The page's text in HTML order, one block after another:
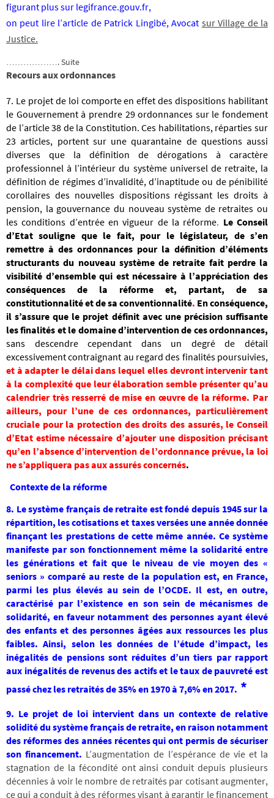
figurant plus sur legifrance.gouv.fr,
on peut lire l’article de Patrick Lingibé, Avocat sur Village de la
Justice.
………………. Suite
Recours aux ordonnances
7. Le projet de loi comporte en effet des dispositions habilitant
le Gouvernement à prendre 29 ordonnances sur le fondement
de l’article 38 de la Constitution. Ces habilitations, réparties sur
23 articles, portent sur une quarantaine de questions aussi
diverses que la définition de dérogations à caractère
professionnel à l’intérieur du système universel de retraite, la
définition de régimes d’invalidité, d’inaptitude ou de pénibilité
corollaires des nouvelles dispositions régissant les droits à
pension, la gouvernance du nouveau système de retraites ou
les conditions d’entrée en vigueur de la réforme. Le Conseil
d’Etat souligne que le fait, pour le législateur, de s’en
remettre à des ordonnances pour la définition d’éléments
structurants du nouveau système de retraite fait perdre la
visibilité d’ensemble qui est nécessaire à l’appréciation des
conséquences de la réforme et, partant, de sa
constitutionnalité et de sa conventionnalité. En conséquence,
il s’assure que le projet définit avec une précision suffisante
les finalités et le domaine d’intervention de ces ordonnances,
sans descendre cependant dans un degré de détail
excessivement contraignant au regard des finalités poursuivies,
et à adapter le délai dans lequel elles devront intervenir tant
à la complexité que leur élaboration semble présenter qu’au
calendrier très resserré de mise en œuvre de la réforme. Par
ailleurs, pour l’une de ces ordonnances, particulièrement
cruciale pour la protection des droits des assurés, le Conseil
d’Etat estime nécessaire d’ajouter une disposition précisant
qu’en l’absence d’intervention de l’ordonnance prévue, la loi
ne s’appliquera pas aux assurés concernés.
Contextede la réforme
8. Le système français de retraite est fondé depuis 1945 sur la
répartition, les cotisations et taxes versées une année donnée
finançant les prestations de cette même année. Ce système
manifeste par son fonctionnement même la solidarité entre
les générations et fait que le niveau de vie moyen des «
seniors » comparé au reste de la population est, en France,
parmi les plus élevés au sein de l’OCDE. Il est, en outre,
caractérisé par l’existence en son sein de mécanismes de
solidarité, en faveur notamment des personnes ayant élevé
des enfants et des personnes âgées aux ressources les plus
faibles. Ainsi, selon les données de l’étude d’impact, les
inégalités de pensions sont réduites d’un tiers par rapport
aux inégalités de revenus des actifs et le taux de pauvreté est
passé chez les retraités de 35% en 1970 à 7,6% en 2017. *
9. Le projet de loi intervient dans un contexte de relative
solidité du système français de retraite, en raison notamment
des réformes des années récentes qui ont permis de sécuriser
son financement. L’augmentation de l’espérance de vie et la
stagnation de la fécondité ont ainsi conduit depuis plusieurs
décennies à voir le nombre de retraités par cotisant augmenter,
ce qui a conduit à des réformes visant à garantir le financement